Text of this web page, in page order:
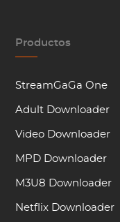
Productos
StreamGaGa One
Adult Downloader
Video Downloader
MPD Downloader
M3U8 Downloader
Netflix Downloader